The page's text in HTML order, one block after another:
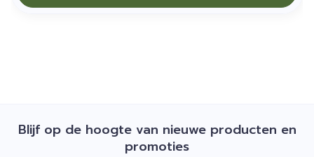
Blijf op de hoogte van nieuwe producten en
promoties